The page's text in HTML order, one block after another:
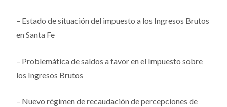
– Estado de situación del impuesto a los Ingresos Brutos
en Santa Fe
– Problemática de saldos a favor en el Impuesto sobre
los Ingresos Brutos
– Nuevo régimen de recaudación de percepciones de